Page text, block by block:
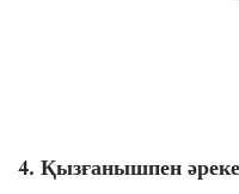
4. Қызғанышпен